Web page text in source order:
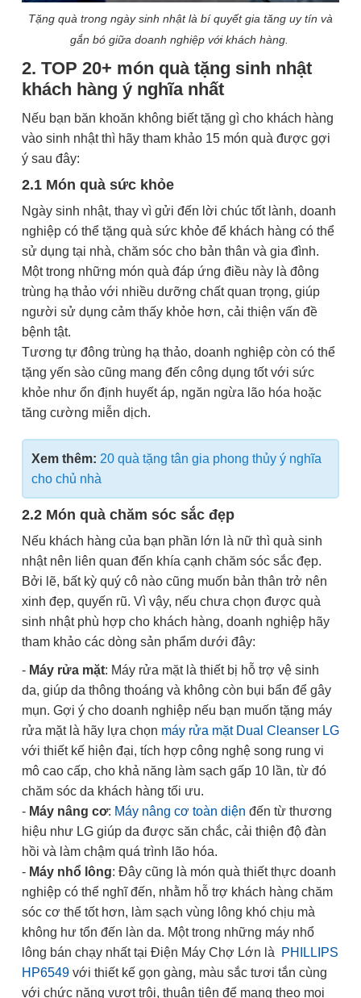
Tặng quà trong ngày sinh nhật là bí quyết gia tăng uy tín và
gắn bó giữa doanh nghiệp với khách hàng.
2. TOP 20+ món quà tặng sinh nhật
khách hàng ý nghĩa nhất
Nếu bạn băn khoăn không biết tặng gì cho khách hàng
vào sinh nhật thì hãy tham khảo 15 món quà được gợi
ý sau đây:
2.1 Món quà sức khỏe
Ngày sinh nhật, thay vì gửi đến lời chúc tốt lành, doanh
nghiệp có thể tặng quà sức khỏe để khách hàng có thể
sử dụng tại nhà, chăm sóc cho bản thân và gia đình.
Một trong những món quà đáp ứng điều này là đông
trùng hạ thảo với nhiều dưỡng chất quan trọng, giúp
người sử dụng cảm thấy khỏe hơn, cải thiện vấn đề
bệnh tật.
Tương tự đông trùng hạ thảo, doanh nghiệp còn có thể
tặng yến sào cũng mang đến công dụng tốt với sức
khỏe như ổn định huyết áp, ngăn ngừa lão hóa hoặc
tăng cường miễn dịch.
Xem thêm: 20 quà tặng tân gia phong thủy ý nghĩa
cho chủ nhà
2.2 Món quà chăm sóc sắc đẹp
Nếu khách hàng của bạn phần lớn là nữ thì quà sinh
nhật nên liên quan đến khía cạnh chăm sóc sắc đẹp.
Bởi lẽ, bất kỳ quý cô nào cũng muốn bản thân trở nên
xinh đẹp, quyến rũ. Vì vậy, nếu chưa chọn được quà
sinh nhật phù hợp cho khách hàng, doanh nghiệp hãy
tham khảo các dòng sản phẩm dưới đây:
- Máy rửa mặt: Máy rửa mặt là thiết bị hỗ trợ vệ sinh
da, giúp da thông thoáng và không còn bụi bẩn để gây
mụn. Gợi ý cho doanh nghiệp nếu bạn muốn tặng máy
rửa mặt là hãy lựa chọn máy rửa mặt Dual Cleanser LG
với thiết kế hiện đại, tích hợp công nghệ song rung vi
mô cao cấp, cho khả năng làm sạch gấp 10 lần, từ đó
chăm sóc da khách hàng tối ưu.
- Máy nâng cơ: Máy nâng cơ toàn diện đến từ thương
hiệu như LG giúp da được săn chắc, cải thiện độ đàn
hồi và làm chậm quá trình lão hóa.
- Máy nhổ lông: Đây cũng là món quà thiết thực doanh
nghiệp có thể nghĩ đến, nhằm hỗ trợ khách hàng chăm
sóc cơ thể tốt hơn, làm sạch vùng lông khó chịu mà
không hư tổn đến làn da. Một trong những máy nhổ
lông bán chạy nhất tại Điện Máy Chợ Lớn là
PHILLIPS
HP6549 với thiết kế gọn gàng, màu sắc tươi tắn cùng
với chức năng vượt trội, thuận tiện để mang theo mọi